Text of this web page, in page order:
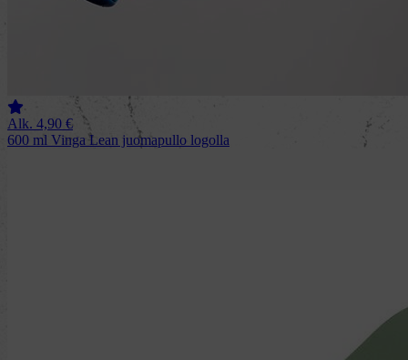
Alk. 4,90 €
600 ml Vinga Lean juomapullo logolla